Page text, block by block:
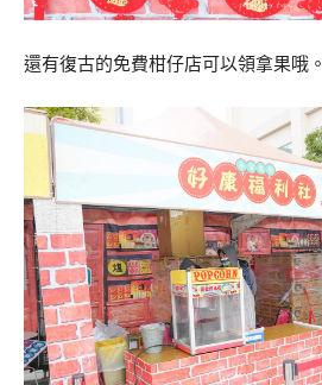
還有復古的免費柑仔店可以領拿果哦。